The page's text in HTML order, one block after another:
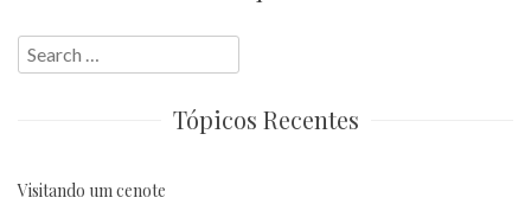
Search
for:
Tópicos Recentes
Visitando um cenote